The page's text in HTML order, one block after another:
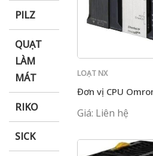
PILZ
QUẠT
LÀM
MÁT
RIKO
SICK
LOẠT NX
Đơn vị CPU
Giá: Liên hệ